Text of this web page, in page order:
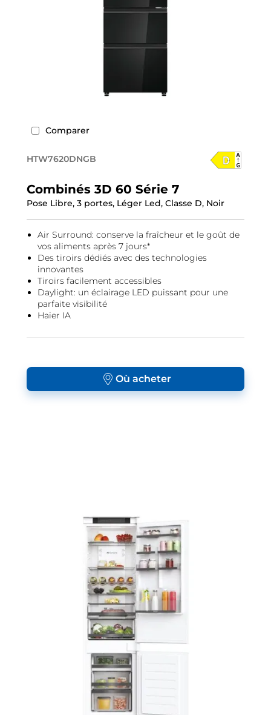
Comparer
HTW7620DNGB
Combinés 3D 60 Série 7
Pose Libre, 3 portes, Léger Led, Classe D, Noir
Air Surround: conserve la fraîcheur et le goût de
vos aliments après 7 jours*
Des tiroirs dédiés avec des technologies
innovantes
Tiroirs facilement accessibles
Daylight: un éclairage LED puissant pour une
parfaite visibilité
Haier IA
Où acheter